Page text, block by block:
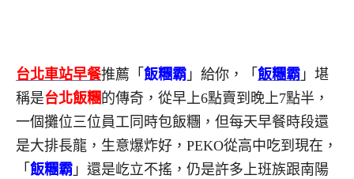
台北車站早餐推薦「 飯糰霸 」給你，「 飯糰霸 」堪
稱是台北飯糰 的傳奇，從早上6點賣到晚上7點半，
一個攤位三位員工同時包飯糰，但每天早餐時段還
是大排長龍，生意爆炸好，PEKO從高中吃到現在，
「 飯糰霸 」還是屹立不搖，仍是許多上班族跟南陽